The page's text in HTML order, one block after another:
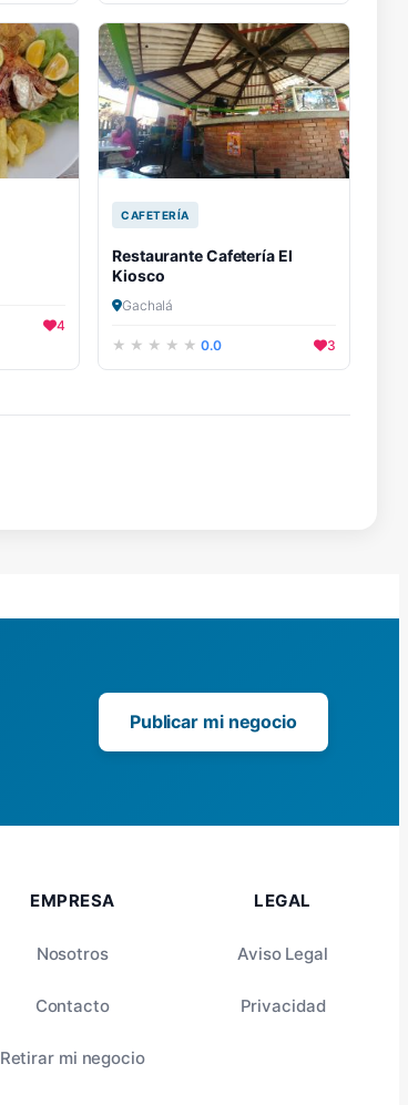
4
CAFETERÍA
Restaurante Cafetería El
Kiosco
Gachalá
0.0 3
Publicar mi negocio
EMPRESA
Nosotros
Contacto
Retirar mi negocio
LEGAL
Aviso Legal
Privacidad